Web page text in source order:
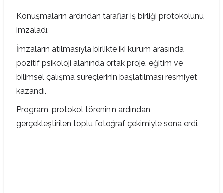
Konuşmaların ardından taraflar iş birliği protokolünü
imzaladı.
İmzaların atılmasıyla birlikte iki kurum arasında
pozitif psikoloji alanında ortak proje, eğitim ve
bilimsel çalışma süreçlerinin başlatılması resmiyet
kazandı.
Program, protokol töreninin ardından
gerçekleştirilen toplu fotoğraf çekimiyle sona erdi.